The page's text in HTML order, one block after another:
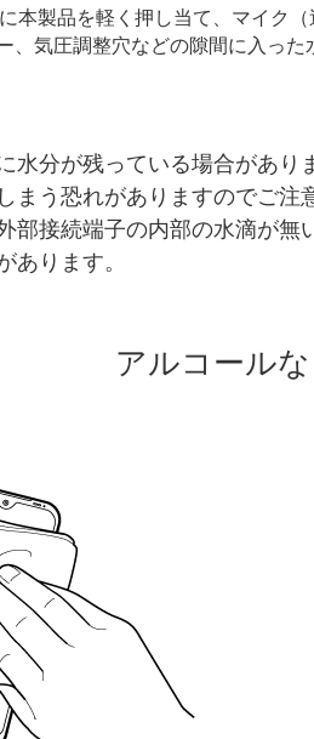
本製品を軽く押し当て、マイク（
、気圧調整穴などの隙間に入った
水分が残っている場合があ
まう恐れがありますのでご注
部接続端子の内部の水滴が
あります。
アルコール